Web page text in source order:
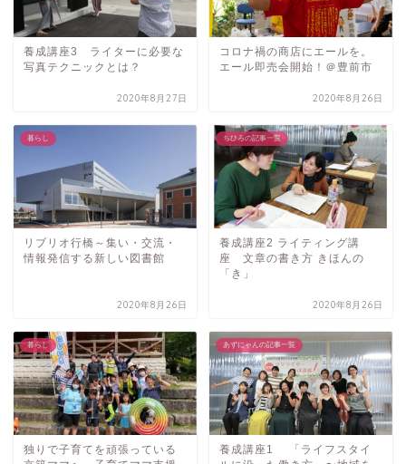
養成講座3 ライターに必要な
写真テクニックとは？
2020年8月27日
コロナ禍の商店にエールを。
エール即売会開始！＠豊前市
2020年8月26日
暮らし
リブリオ行橋～集い・交流・
情報発信する新しい図書館
2020年8月26日
ちひろの記事一覧
養成講座2 ライティング講
座 文章の書き方 きほんの
「き」
2020年8月26日
暮らし
独りで子育てを頑張っている
あずにゃんの記事一覧
養成講座1 「ライフスタイ